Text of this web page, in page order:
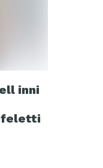
inni
feletti